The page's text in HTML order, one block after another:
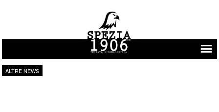
Vai al contenuto
ALTRE NEWS